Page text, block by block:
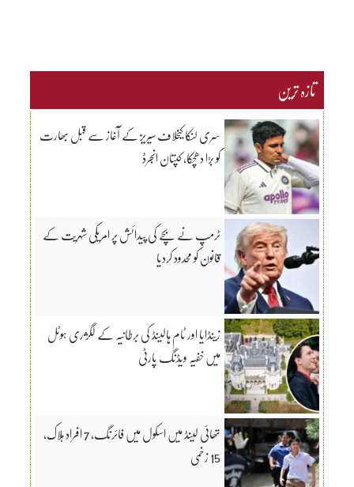
تازہ ترین
سری لنکا کیخلاف سیریز کے آغاز سے قبل بھارت
کو بڑا دھچکا، کپتان انجرڈ
ٹرمپ نے بچے کی پیدائش پر امریکی شہریت کے
قانون کو محدود کردیا
زینڈایا اور ٹام ہالینڈ کی برطانیہ کے لگژری ہوٹل
میں خفیہ ویڈنگ پارٹی
تھائی لینڈ میں اسکول میں فائرنگ، 7 افراد ہلاک،
15 زخمی